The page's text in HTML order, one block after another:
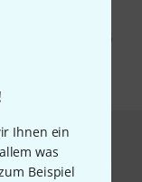
Ihnen ein
was
Beispiel
Erhalt von E-Mail-
zu. Die
finden Sie in